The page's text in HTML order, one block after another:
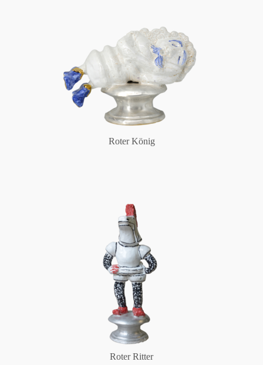
Roter König
Roter Ritter